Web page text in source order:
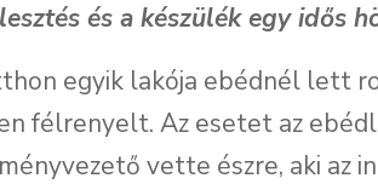
és a készülék egy idős
egyik lakója ebédnél lett
félrenyelt. Az esetet az
vette észre, aki az